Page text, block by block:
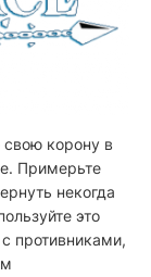
свою корону в
Примерьте
некогда
это
противниками,